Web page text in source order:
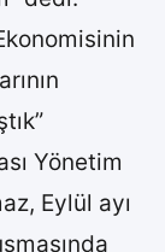
Yönetim
Eylül ayı